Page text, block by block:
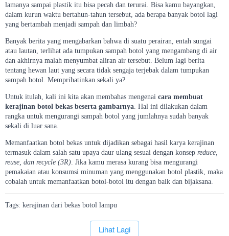
lamanya sampai plastik itu bisa pecah dan terurai. Bisa kamu bayangkan,
dalam kurun waktu bertahun-tahun tersebut, ada berapa banyak botol lagi
yang bertambah menjadi sampah dan limbah?
Banyak berita yang mengabarkan bahwa di suatu perairan, entah sungai
atau lautan, terlihat ada tumpukan sampah botol yang mengambang di air
dan akhirnya malah menyumbat aliran air tersebut. Belum lagi berita
tentang hewan laut yang secara tidak sengaja terjebak dalam tumpukan
sampah botol. Memprihatinkan sekali ya?
Untuk itulah, kali ini kita akan membahas mengenai cara membuat
kerajinan botol bekas beserta gambarnya . Hal ini dilakukan dalam
rangka untuk mengurangi sampah botol yang jumlahnya sudah banyak
sekali di luar sana.
Memanfaatkan botol bekas untuk dijadikan sebagai hasil karya kerajinan
termasuk dalam salah satu upaya daur ulang sesuai dengan konsep reduce,
reuse, dan recycle (3R) . Jika kamu merasa kurang bisa mengurangi
pemakaian atau konsumsi minuman yang menggunakan botol plastik, maka
cobalah untuk memanfaatkan botol-botol itu dengan baik dan bijaksana.
Tags: kerajinan dari bekas botol lampu
`Lihat Lagi